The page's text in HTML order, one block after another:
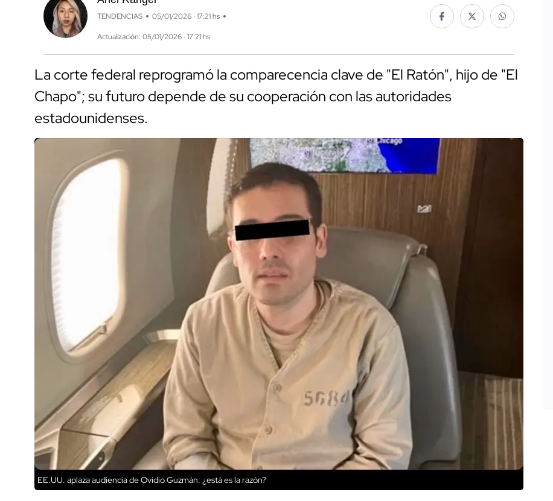
TENDENCIAS 05/01/2026 · 17:21 hs
Actualización: 05/01/2026 · 17:21 hs
La corte federal reprogramó la comparecencia clave de "El Ratón", hijo de "El
Chapo"; su futuro depende de su cooperación con las autoridades
estadounidenses.
EE.UU. aplaza audiencia de Ovidio Guzmán: ¿está es la razón?